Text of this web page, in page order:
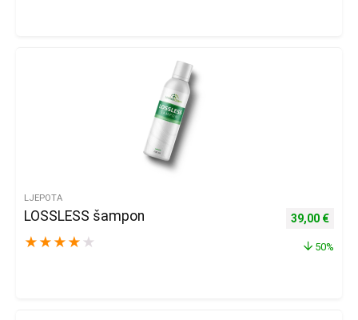
LJEPOTA
LOSSLESS šampon
★ ★ ★ ★ ★
Izvorna
39,00 €
50%